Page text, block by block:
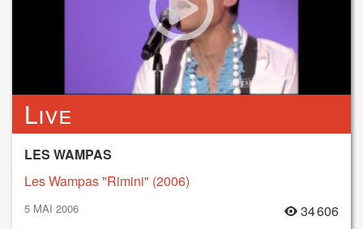
Live
LES WAMPAS
Les Wampas "Rimini" (2006)
5 MAI 2006 34 606